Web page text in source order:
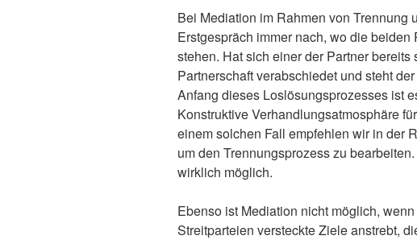
Bei Mediation im Rahmen von Trennung
Erstgespräch immer nach, wo die
stehen. Hat sich einer der Partner
Partnerschaft verabschiedet und steht
Anfang dieses Loslösungsprozesses ist
Konstruktive Verhandlungsatmosphäre
einem solchen Fall empfehlen wir in der
um den Trennungsprozess zu
wirklich möglich.
Ebenso ist Mediation nicht möglich,
Streitparteien versteckte Ziele anstrebt,